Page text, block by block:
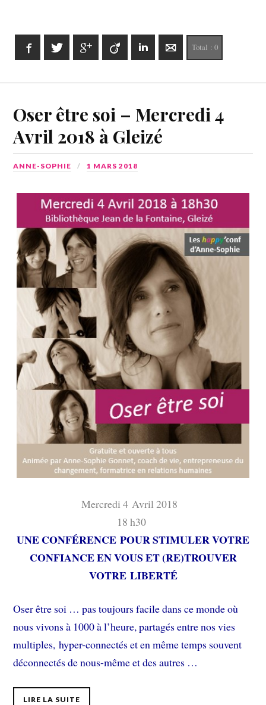
FacebookTwitter Google+ Viadeo LinkedInE-mailTotal : 0
Oser être soi – Mercredi 4
Avril 2018 à Gleizé
ANNE-SOPHIE 1 MARS 2018
Mercredi 4 Avril 2018
18 h30
UNE CONFÉRENCE POUR STIMULER VOTRE
CONFIANCE EN VOUS ET (RE)TROUVER
VOTRE LIBERTÉ
Oser être soi … pas toujours facile dans ce monde où
nous vivons à 1000 à l’heure, partagés entre nos vies
multiples, hyper-connectés et en même temps souvent
déconnectés de nous-même et des autres …
LIRE LA SUITE